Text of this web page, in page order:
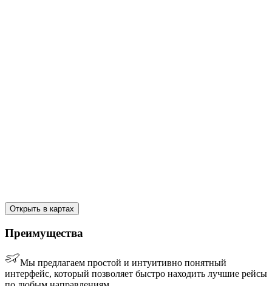
Открыть в картах
Преимущества
Мы предлагаем простой и интуитивно понятный
интерфейс, который позволяет быстро находить лучшие рейсы